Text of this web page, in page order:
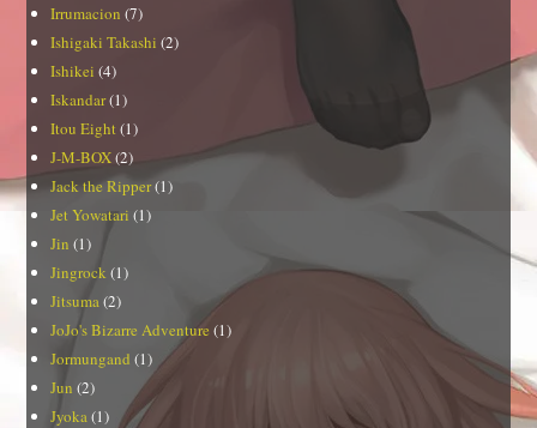
Irrumacion (7)
Ishigaki Takashi (2)
Ishikei (4)
Iskandar(1)
Itou Eight (1)
J-M-BOX(2)
Jack the Ripper(1)
Jet Yowatari (1)
Jin (1)
Jingrock (1)
Jitsuma(2)
JoJo's Bizarre Adventure (1)
Jormungand (1)
Jun (2)
Jyoka(1)